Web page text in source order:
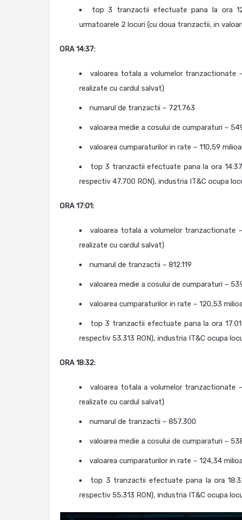
top 3 tranzactii efectuate pana la ora
urmatoarele 2 locuri (cu doua tranzactii, in
ORA 14:37:
valoarea totala a volumelor tranzactionate
realizate cu cardul salvat)
numarul de tranzactii – 721.763
valoarea medie a cosului de cumparaturi –
valoarea cumparaturilor in rate – 110,59
top 3 tranzactii efectuate pana la ora
respectiv 47.700 RON), industria IT&C ocupa
ORA 17:01:
valoarea totala a volumelor tranzactionate
realizate cu cardul salvat)
numarul de tranzactii – 812.119
valoarea medie a cosului de cumparaturi –
valoarea cumparaturilor in rate – 120,53
top 3 tranzactii efectuate pana la ora
respectiv 53.313 RON), industria IT&C ocupa
ORA18:32:
valoarea totala a volumelor tranzactionate
realizate cu cardul salvat)
numarul de tranzactii – 857.300
valoarea medie a cosului de cumparaturi –
valoarea cumparaturilor in rate – 124,34
top 3 tranzactii efectuate pana la ora
respectiv 55.313 RON), industria IT&C ocupa